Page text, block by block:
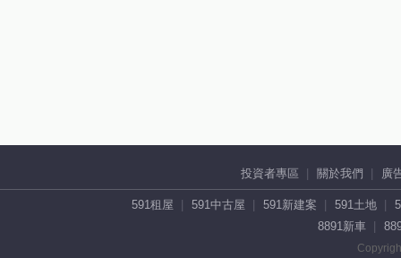
投資者專區 關於我們 廣
591租屋 591中古屋 591新建案 591土地
8891新車